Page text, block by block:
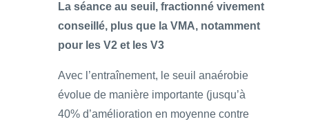
La séance au seuil, fractionné vivement
conseillé, plus que la VMA, notamment
pour les V2 et les V3
Avec l’entraînement, le seuil anaérobie
évolue de manière importante (jusqu’à
40% d’amélioration en moyenne contre